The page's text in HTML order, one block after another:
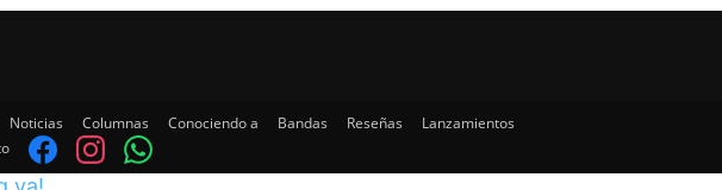
Noticias Columnas Conociendo a Bandas Reseñas
Lanzamientos